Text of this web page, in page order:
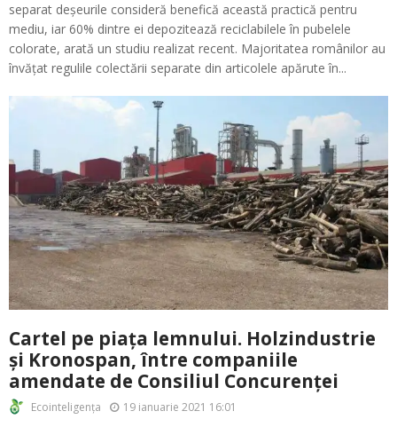
separat deșeurile consideră benefică această practică pentru
mediu, iar 60% dintre ei depozitează reciclabilele în pubelele
colorate, arată un studiu realizat recent. Majoritatea românilor au
învățat regulile colectării separate din articolele apărute în...
Cartel pe piața lemnului. Holzindustrie
și Kronospan, între companiile
amendate de Consiliul Concurenței
Ecointeligența 19 ianuarie 2021 16:01